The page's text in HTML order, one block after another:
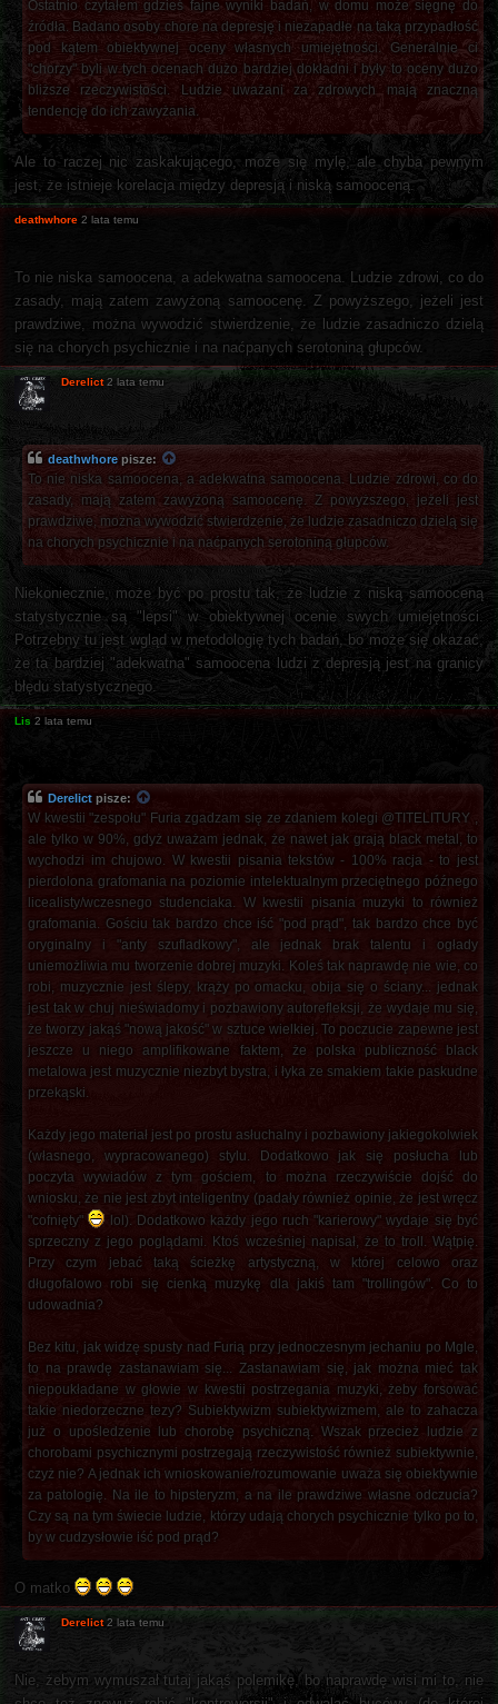
Ostatnio czytałem gdzieś fajne wyniki badań, w domu może sięgnę do
źródła. Badano osoby chore na depresję i niezapadłe na taką przypadłość
pod kątem obiektywnej oceny własnych umiejętności. Generalnie ci
"chorzy" byli w tych ocenach dużo bardziej dokładni i były to oceny dużo
bliższe rzeczywistości. Ludzie uważani za zdrowych mają znaczną
tendencję do ich zawyżania.
Ale to raczej nic zaskakującego, może się mylę, ale chyba pewnym
jest, że istnieje korelacja między depresją i niską samooceną.
deathwhore 2 lata temu
To nie niska samoocena, a adekwatna samoocena. Ludzie zdrowi, co do
zasady, mają zatem zawyżoną samoocenę. Z powyższego, jeżeli jest
prawdziwe, można wywodzić stwierdzenie, że ludzie zasadniczo dzielą
się na chorych psychicznie i na naćpanych serotoniną głupców.
Derelict 2 lata temu
deathwhore pisze:
To nie niska samoocena, a adekwatna samoocena. Ludzie zdrowi, co do
zasady, mają zatem zawyżoną samoocenę. Z powyższego, jeżeli jest
prawdziwe, można wywodzić stwierdzenie, że ludzie zasadniczo dzielą się
na chorych psychicznie i na naćpanych serotoniną głupców.
Niekoniecznie, może być po prostu tak, że ludzie z niską samooceną
statystycznie są "lepsi" w obiektywnej ocenie swych umiejętności.
Potrzebny tu jest wgląd w metodologię tych badań, bo może się okazać,
że ta bardziej "adekwatna" samoocena ludzi z depresją jest na granicy
błędu statystycznego.
Lis 2 lata temu
Derelict pisze:
W kwestii "zespołu" Furia zgadzam się ze zdaniem kolegi @TITELITURY ,
ale tylko w 90%, gdyż uważam jednak, że nawet jak grają black metal, to
wychodzi im chujowo. W kwestii pisania tekstów - 100% racja - to jest
pierdolona grafomania na poziomie intelektualnym przeciętnego późnego
licealisty/wczesnego studenciaka. W kwestii pisania muzyki to również
grafomania. Gościu tak bardzo chce iść "pod prąd", tak bardzo chce być
oryginalny i "anty szufladkowy", ale jednak brak talentu i ogłady
uniemożliwia mu tworzenie dobrej muzyki. Koleś tak naprawdę nie wie, co
robi, muzycznie jest ślepy, krąży po omacku, obija się o ściany... jednak
jest tak w chuj nieświadomy i pozbawiony autorefleksji, że wydaje mu się,
że tworzy jakąś "nową jakość" w sztuce wielkiej. To poczucie zapewne jest
jeszcze u niego amplifikowane faktem, że polska publiczność black
metalowa jest muzycznie niezbyt bystra, i łyka ze smakiem takie paskudne
przekąski.
Każdy jego materiał jest po prostu asłuchalny i pozbawiony jakiegokolwiek
(własnego, wypracowanego) stylu. Dodatkowo jak się posłucha lub
poczyta wywiadów z tym gościem, to można rzeczywiście dojść do
wniosku, że nie jest zbyt inteligentny (padały również opinie, że jest wręcz
"cofnięty"
lol). Dodatkowo każdy jego ruch "karierowy" wydaje się być
sprzeczny z jego poglądami. Ktoś wcześniej napisał, że to troll. Wątpię.
Przy czym jebać taką ścieżkę artystyczną, w której celowo oraz
długofalowo robi się cienką muzykę dla jakiś tam "trollingów". Co to
udowadnia?
Bez kitu, jak widzę spusty nad Furią przy jednoczesnym jechaniu po Mgle,
to na prawdę zastanawiam się... Zastanawiam się, jak można mieć tak
niepoukładane w głowie w kwestii postrzegania muzyki, żeby forsować
takie niedorzeczne tezy? Subiektywizm subiektywizmem, ale to zahacza
już o upośledzenie lub chorobę psychiczną. Wszak przecież ludzie z
chorobami psychicznymi postrzegają rzeczywistość również subiektywnie,
czyż nie? A jednak ich wnioskowanie/rozumowanie uważa się obiektywnie
za patologię. Na ile to hipsteryzm, a na ile prawdziwe własne odczucia?
Czy są na tym świecie ludzie, którzy udają chorych psychicznie tylko po to,
by w cudzysłowie iść pod prąd?
O matko
Derelict 2 lata temu
Nie, żebym wymuszał tutaj jakąś polemikę, bo naprawdę wisi mi to, nie